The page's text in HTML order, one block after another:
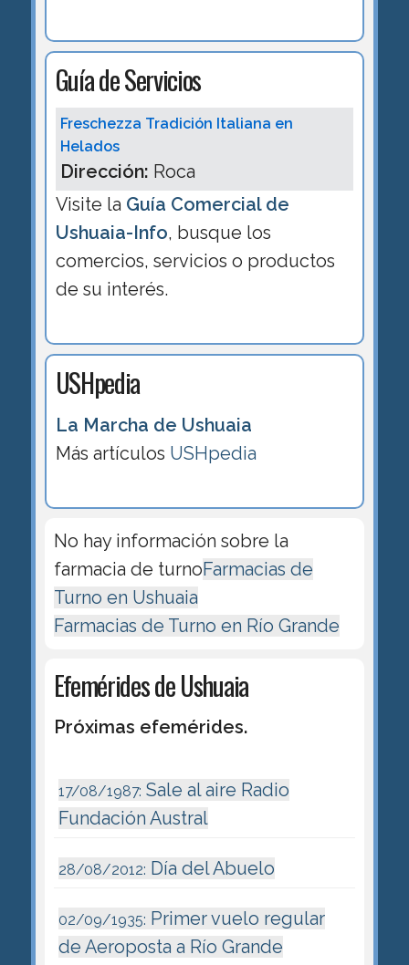
Guía de Servicios
Freschezza Tradición Italiana en
Helados
Dirección: Roca
Visite la Guía Comercial de
Ushuaia-Info, busque los
comercios, servicios o productos
de su interés.
USHpedia
La Marcha de Ushuaia
Más artículos USHpedia
No hay información sobre la
farmacia de turnoFarmacias de
Turno en Ushuaia
Farmacias de Turno en Río Grande
Efemérides de Ushuaia
Próximas efemérides.
17/08/1987: Sale al aire Radio
Fundación Austral
28/08/2012: Día del Abuelo
02/09/1935: Primer vuelo regular
de Aeroposta a Río Grande